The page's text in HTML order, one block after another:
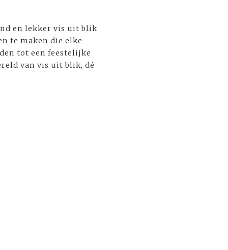
en lekker vis uit blik
te maken die elke
tot een feestelijke
van vis uit blik, dé